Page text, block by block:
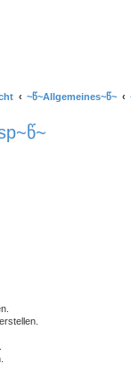
~წ~Allgemeines~წ~